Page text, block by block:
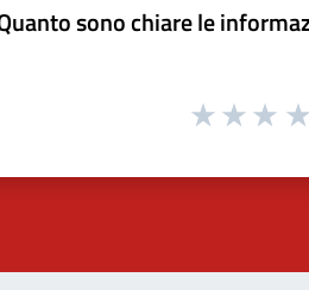
sono chiare le